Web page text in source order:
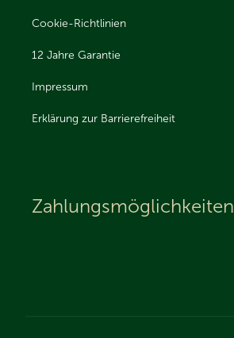
Cookie-Richtlinien
12 Jahre Garantie
Impressum
Erklärung zur Barrierefreiheit
Zahlungsmöglichkeiten